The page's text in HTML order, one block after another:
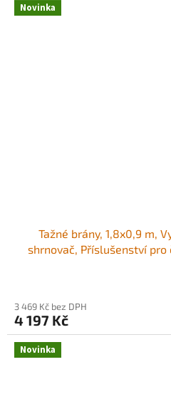
Novinka
Tažné brány, 1,8x0,9 m,
shrnovač, Příslušenství pro
řetězem, pro vyjeté koleje
3 469 Kč bez DPH
4 197 Kč
Novinka